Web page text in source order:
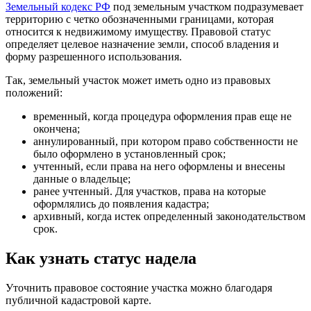
Земельный кодекс РФ под земельным участком подразумевает
территорию с четко обозначенными границами, которая
относится к недвижимому имуществу. Правовой статус
определяет целевое назначение земли, способ владения и
форму разрешенного использования.
Так, земельный участок может иметь одно из правовых
положений:
временный, когда процедура оформления прав еще не
окончена;
аннулированный, при котором право собственности не
было оформлено в установленный срок;
учтенный, если права на него оформлены и внесены
данные о владельце;
ранее учтенный. Для участков, права на которые
оформлялись до появления кадастра;
архивный, когда истек определенный законодательством
срок.
Как узнать статус надела
Уточнить правовое состояние участка можно благодаря
публичной кадастровой карте.